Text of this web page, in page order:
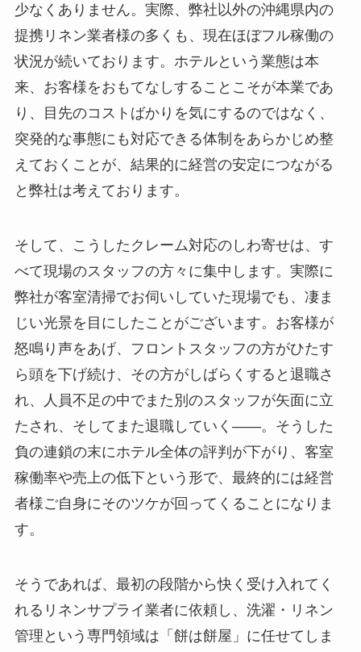
少なくありません。実際、弊社以外の沖縄県内の
提携リネン業者様の多くも、現在ほぼフル稼働の
状況が続いております。ホテルという業態は本
来、お客様をおもてなしすることこそが本業であ
り、目先のコストばかりを気にするのではなく、
突発的な事態にも対応できる体制をあらかじめ整
えておくことが、結果的に経営の安定につながる
と弊社は考えております。
そして、こうしたクレーム対応のしわ寄せは、す
べて現場のスタッフの方々に集中します。実際に
弊社が客室清掃でお伺いしていた現場でも、凄ま
じい光景を目にしたことがございます。お客様が
怒鳴り声をあげ、フロントスタッフの方がひたす
ら頭を下げ続け、その方がしばらくすると退職さ
れ、人員不足の中でまた別のスタッフが矢面に立
たされ、そしてまた退職していく――。そうした
負の連鎖の末にホテル全体の評判が下がり、客室
稼働率や売上の低下という形で、最終的には経営
者様ご自身にそのツケが回ってくることになりま
す。
そうであれば、最初の段階から快く受け入れてく
れるリネンサプライ業者に依頼し、洗濯・リネン
管理という専門領域は「餅は餅屋」に任せてしま